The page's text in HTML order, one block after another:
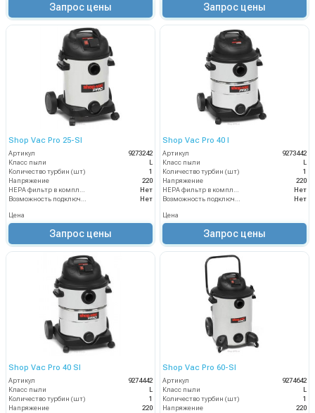
Запрос цены Запрос цены
Shop Vac Pro 25-SI
Артикул
9273242
Класс пыли
L
Количество турбин (шт)
1
Напряжение
220
HEPA фильтр в комплекте
Нет
Возможность подключения электрощетки
Нет
Цена
Запрос цены
Shop Vac Pro 40 I
Артикул
9273442
Класс пыли
L
Количество турбин (шт)
1
Напряжение
220
HEPA фильтр в комплекте
Нет
Возможность подключения электрощетки
Нет
Цена
Запрос цены
Shop Vac Pro 40 SI
Артикул
9274442
Класс пыли
L
Количество турбин (шт)
1
Напряжение
220
Shop Vac Pro 60-SI
Артикул
9274642
Класс пыли
L
Количество турбин (шт)
1
Напряжение
220